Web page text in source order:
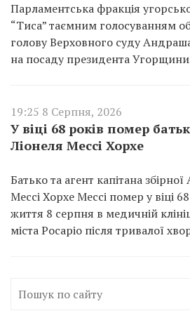
Парламентська фракція
“Тиса” таємним голосуванням
голову Верховного суду
на посаду президента
19:25 8 Серпня, 2026
У віці 68 років помер
Ліонеля Мессі Хорхе
Батько та агент капітана
Мессі Хорхе Мессі помер у віці
життя 8 серпня в медичній
міста Росаріо після тривалої